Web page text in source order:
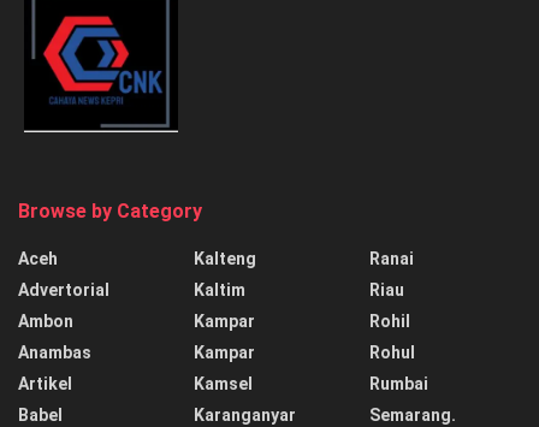
Browse by Category
Aceh
Advertorial
Ambon
Anambas
Artikel
Babel
Kalteng
Kaltim
Kampar
Kampar
Kamsel
Karanganyar
Ranai
Riau
Rohil
Rohul
Rumbai
Semarang.